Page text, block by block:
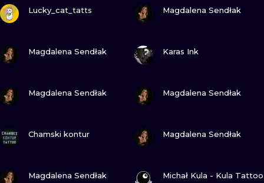
Lucky_cat_tatts Magdalena Sendłak
Magdalena Sendłak Karas Ink
Magdalena Sendłak Magdalena Sendłak
Chamski kontur Magdalena Sendłak
Magdalena Sendłak Michał Kula - Kula Tattoo